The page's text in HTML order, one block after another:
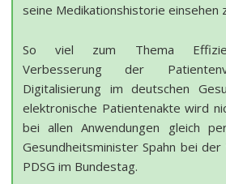
seine Medikationshistorie einsehen
So viel zum Thema
Verbesserung der
Digitalisierung im deutschen
elektronische Patientenakte wird
bei allen Anwendungen gleich
Gesundheitsminister Spahn bei der
PDSG im Bundestag.